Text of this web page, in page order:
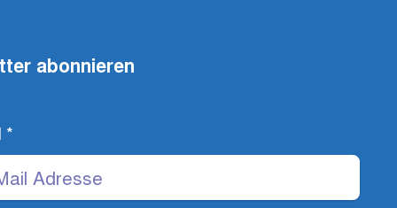
abonnieren
*